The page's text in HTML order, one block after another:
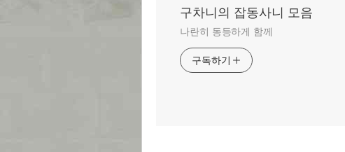
구차니의 잡동사니 모음
나란히 동등하게 함께
구독하기